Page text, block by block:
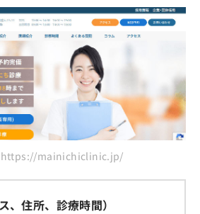
mainichiclinic.jp/
、住所、診療時間）